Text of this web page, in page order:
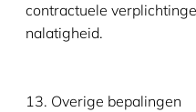
contractuele
nalatigheid.
13. Overige bepalingen